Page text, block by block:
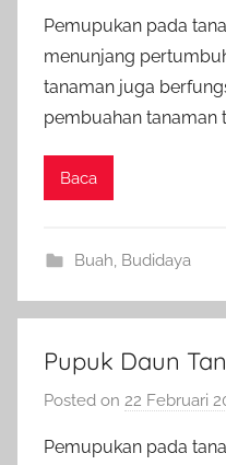
Pemupukan pada
menunjang
tanaman juga
pembuahan tanaman
Baca
Buah, Budidaya
Pupuk Daun
Posted on 22 Februari
Pemupukan pada